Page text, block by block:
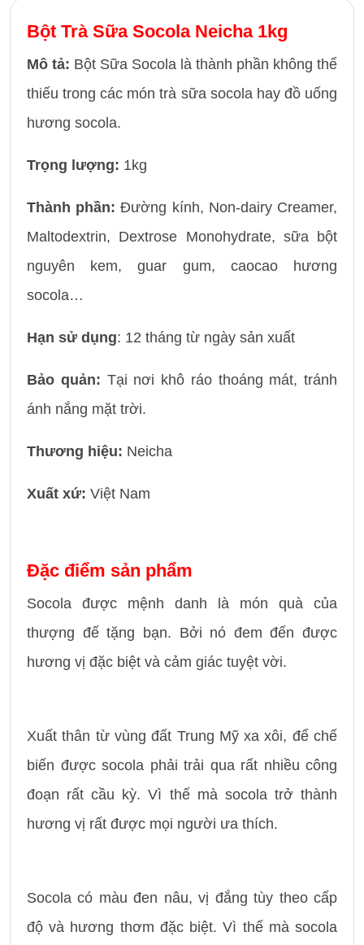
Bột Trà Sữa Socola Neicha 1kg
Mô tả: Bột Sữa Socola là thành phần không thể
thiếu trong các món trà sữa socola hay đồ uống
hương socola.
Trọng lượng: 1kg
Thành phần: Đường kính, Non-dairy Creamer,
Maltodextrin, Dextrose Monohydrate, sữa bột
nguyên kem, guar gum, caocao hương
socola…
Hạn sử dụng: 12 tháng từ ngày sản xuất
Bảo quản: Tại nơi khô ráo thoáng mát, tránh
ánh nắng mặt trời.
Thương hiệu: Neicha
Xuất xứ: Việt Nam
Đặc điểm sản phẩm
Socola được mệnh danh là món quà của
thượng đế tặng bạn. Bởi nó đem đến được
hương vị đặc biệt và cảm giác tuyệt vời.
Xuất thân từ vùng đất Trung Mỹ xa xôi, để chế
biến được socola phải trải qua rất nhiều công
đoạn rất cầu kỳ. Vì thế mà socola trở thành
hương vị rất được mọi người ưa thích.
Socola có màu đen nâu, vị đắng tùy theo cấp
độ và hương thơm đặc biệt. Vì thế mà socola